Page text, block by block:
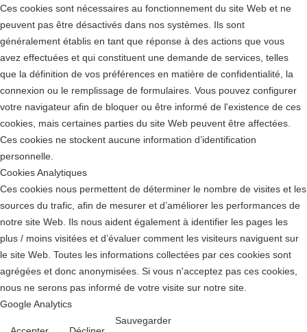
Ces cookies sont nécessaires au fonctionnement du site Web et ne
peuvent pas être désactivés dans nos systèmes. Ils sont
généralement établis en tant que réponse à des actions que vous
avez effectuées et qui constituent une demande de services, telles
que la définition de vos préférences en matière de confidentialité, la
connexion ou le remplissage de formulaires. Vous pouvez configurer
votre navigateur afin de bloquer ou être informé de l'existence de ces
cookies, mais certaines parties du site Web peuvent être affectées.
Ces cookies ne stockent aucune information d’identification
personnelle.
Cookies Analytiques
Ces cookies nous permettent de déterminer le nombre de visites et les
sources du trafic, afin de mesurer et d’améliorer les performances de
notre site Web. Ils nous aident également à identifier les pages les
plus / moins visitées et d’évaluer comment les visiteurs naviguent sur
le site Web. Toutes les informations collectées par ces cookies sont
agrégées et donc anonymisées. Si vous n'acceptez pas ces cookies,
nous ne serons pas informé de votre visite sur notre site.
Google Analytics
Sauvegarder